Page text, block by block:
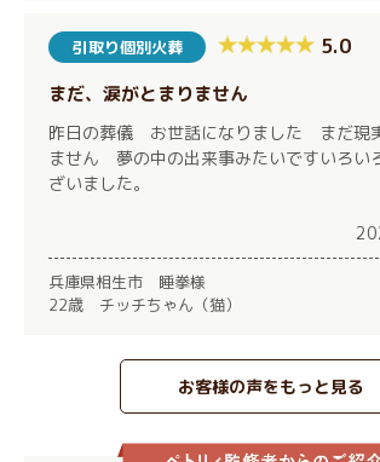
引取り個別火葬 5.0
まだ、涙がとまりません
昨日の葬儀 お世話になりました まだ現
ません 夢の中の出来事みたいですいろい
ざいました。
兵庫県相生市 睡拳様
22歳 チッチちゃん（猫）
お客様の声をもっと見る